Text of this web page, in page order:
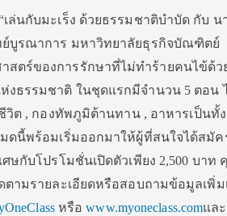
ล่นกับมะเร็ง ด้วยธรรมชาติบำบัด กับ
บูรณาการ มหาวิทยาลัยธุรกิจบัณฑิตย์
สตร์ของการรักษาที่ไม่ทำร้ายคนไข้ด้
งธรรมชาติ ในชุดแรกมีจำนวน 5 ตอน
วิต , กองทัพภูมิต้านทาน , อาหารเป็นทั้
ดนี้พร้อมเริ่มออกมาให้ผู้ที่สนใจได้สมั
ษกับโปรโมชั่นเปิดตัวเพียง 2,500 บา
ตามรายละเอียดหรือสอบถามข้อมูลเพิ่ม
หรือwww.myoneclass.comและ